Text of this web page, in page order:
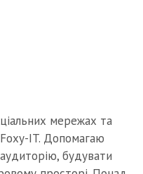
мережах та
IT. Допомагаю
будувати